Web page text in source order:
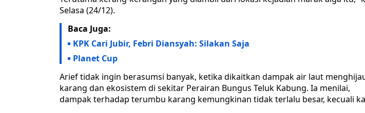
Selasa (24/12).
Baca Juga:
KPK Cari Jubir, Febri Diansyah: Silakan Saja
Planet Cup
Arief tidak ingin berasumsi banyak, ketika dikaitkan dampak air laut
karang dan ekosistem di sekitar Perairan Bungus Teluk Kabung. Ia menilai,
dampak terhadap terumbu karang kemungkinan tidak terlalu besar, kecuali